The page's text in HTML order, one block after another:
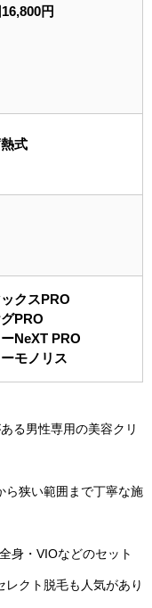
円
式
クスPRO
PRO
NeXT PRO
モノリス
る男性専用の美容クリ
ら狭い範囲まで丁寧な施
身・VIOなどのセット
クト脱毛も人気があり